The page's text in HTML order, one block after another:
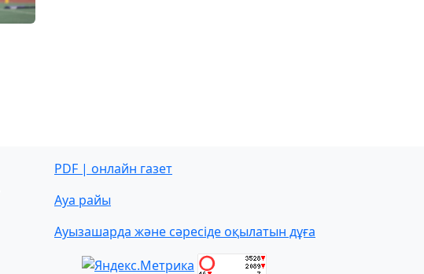
PDF | онлайн газет
Ауа райы
Ауызашарда және сәресіде оқылатын дұға